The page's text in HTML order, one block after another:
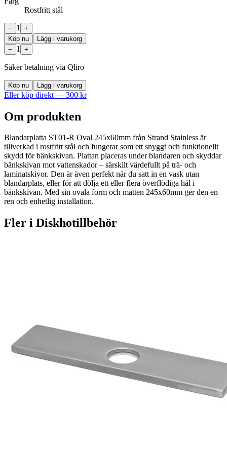
Rostfritt stål
− 1
+
Köp nu
Lägg i varukorg
−
1 +
Säker betalning via Qliro
Köp nu Lägg i varukorg
Eller köp direkt — 300 kr
Om produkten
Blandarplatta ST01-R Oval 245x60mm från Strand Stainless är
tillverkad i rostfritt stål och fungerar som ett snyggt och funktionellt
skydd för bänkskivan. Plattan placeras under blandaren och skyddar
bänkskivan mot vattenskador – särskilt värdefullt på trä- och
laminatskivor. Den är även perfekt när du satt in en vask utan
blandarplats, eller för att dölja ett eller flera överflödiga hål i
bänkskivan. Med sin ovala form och måtten 245x60mm ger den en
ren och enhetlig installation.
Fler i Diskhotillbehör